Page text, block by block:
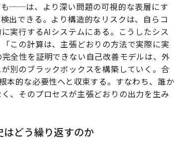
──は、より深い問題の可視的な表層にす
出できる。より構造的なリスクは、自らコ
実行するAIシステムにある。こうしたシス
この計算は、主張どおりの方法で実際に実
全性を証明できない自己改善モデルは、外
別のブラックボックスを構築していく。合
本的な必要性へと収束する。すなわち、誰か
、そのプロセスが主張どおりの出力を生み
どう繰り返すのか